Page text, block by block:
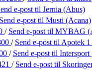
e-post til Jernia (Abus)
Send e-post til Musti (Acana)
/ Send e-post til MYBAG
/ Send e-post til Apotek
/ Send e-post til Intersport
/ Send e-post til